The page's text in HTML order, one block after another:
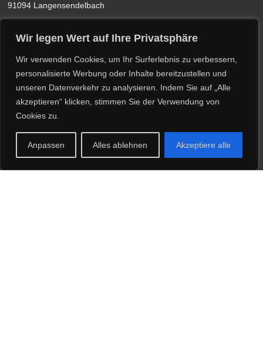
Wir legen Wert auf Ihre Privatsphäre
Wir verwenden Cookies, um Ihr Surferlebnis zu verbessern,
personalisierte Werbung oder Inhalte bereitzustellen und
unseren Datenverkehr zu analysieren.
Indem Sie auf „Alle
akzeptieren“ klicken, stimmen Sie der Verwendung von
Cookies zu.
Anpassen Alles ablehnen Akzeptiere alle
E-Mail:info@zametzer.de
91094 Langensendelbach